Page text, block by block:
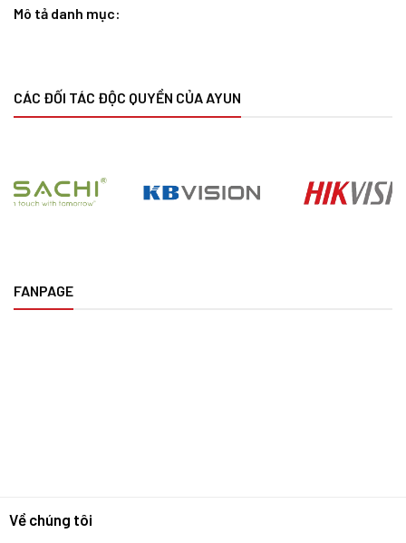
Mô tả danh mục:
CÁC ĐỐI TÁC ĐỘC QUYỀN CỦA AYUN
FANPAGE
Về chúng tôi